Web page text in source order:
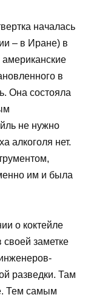
началась
– в Иране) в
в
Она состояла
не нужно
алкоголя нет.
им и была
о коктейле
своей заметке
разведки. Там
Тем самым